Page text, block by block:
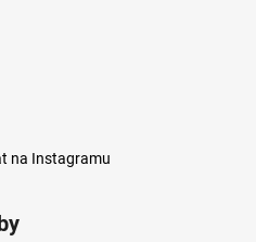
na Instagramu